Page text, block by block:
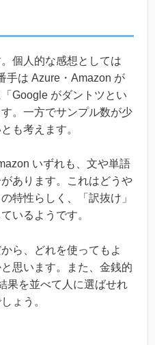
個人的な感想としては
手は Azure・Amazon が
Google がダントツとい
。一方でサンプル数が少
も考えます。
いずれも、文や単語
あります。これはどうや
特性らしく、「訳抜け」
いるようです。
ら、どれを使ってもよ
思います。また、金銭的
果を並べて人に選ばせれ
ょう。